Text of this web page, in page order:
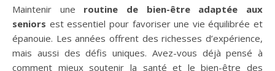
Maintenir une routine de bien-être adaptée aux
seniors est essentiel pour favoriser une vie équilibrée et
épanouie. Les années offrent des richesses d’expérience,
mais aussi des défis uniques. Avez-vous déjà pensé à
comment mieux soutenir la santé et le bien-être des